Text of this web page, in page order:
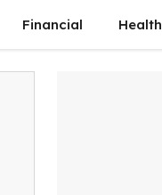
Financial Health